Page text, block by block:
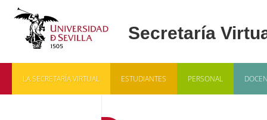
LA SECRETARÍA VIRTUAL ESTUDIANTES PERSONAL